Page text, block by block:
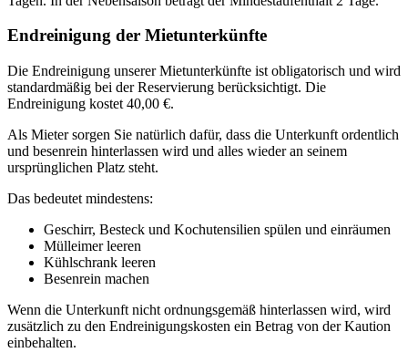
Endreinigung der Mietunterkünfte
Die Endreinigung unserer Mietunterkünfte ist obligatorisch und wird
standardmäßig bei der Reservierung berücksichtigt. Die
Endreinigung kostet 40,00 €.
Als Mieter sorgen Sie natürlich dafür, dass die Unterkunft ordentlich
und besenrein hinterlassen wird und alles wieder an seinem
ursprünglichen Platz steht.
Das bedeutet mindestens:
Geschirr, Besteck und Kochutensilien spülen und einräumen
Mülleimer leeren
Kühlschrank leeren
Besenrein machen
Wenn die Unterkunft nicht ordnungsgemäß hinterlassen wird, wird
zusätzlich zu den Endreinigungskosten ein Betrag von der Kaution
einbehalten.